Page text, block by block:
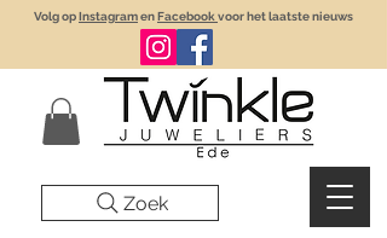
Volg opInstagramenFacebook voor het laatste nieuws
Zoek